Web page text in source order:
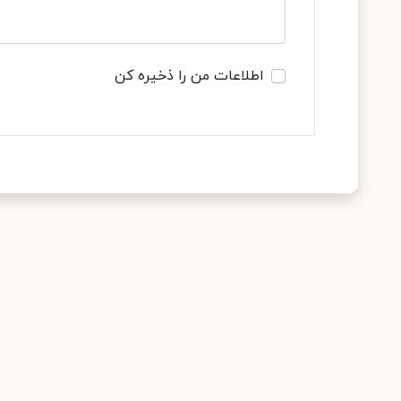
اطلاعات من را ذخیره کن